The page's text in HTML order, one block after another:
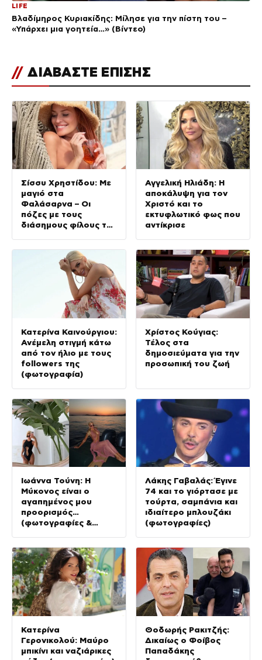
LIFE
Βλαδίμηρος Κυριακίδης: Μίλησε για την πίστη του –
«Υπάρχει μια γοητεία…» (Βίντεο)
// ΔΙΑΒΑΣΤΕ ΕΠΙΣΗΣ
Σίσσυ Χρηστίδου: Με
μαγιό στα
Φαλάσαρνα – Οι
πόζες με τους
διάσημους φίλους της
Αγγελική Ηλιάδη: Η
αποκάλυψη για τον
Χριστό και το
εκτυφλωτικό φως που
αντίκρισε
Κατερίνα Καινούργιου:
Ανέμελη στιγμή κάτω
από τον ήλιο με τους
followers της
(φωτογραφία)
Χρίστος Κούγιας:
Τέλος στα
δημοσιεύματα για την
προσωπική του ζωή
Ιωάννα Τούνη: Η
Μύκονος είναι ο
αγαπημένος μου
προορισμός…
(φωτογραφίες &
Λάκης Γαβαλάς: Έγινε
74 και το γιόρτασε με
τούρτα, σαμπάνια και
ιδιαίτερο μπλουζάκι
(φωτογραφίες)
Κατερίνα
Γερονικολού: Μαύρο
μπικίνι και ναζιάρικες
Θοδωρής Ρακιτζής:
Δικαίως ο Φοίβος
Παπαδάκης